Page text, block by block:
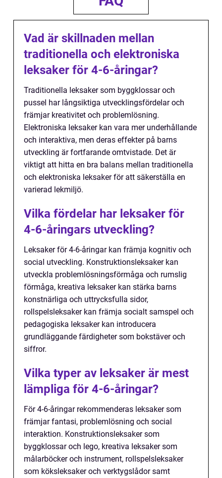
Vad är skillnaden mellan
traditionella och elektroniska
leksaker för 4-6-åringar?
Traditionella leksaker som byggklossar och
pussel har långsiktiga utvecklingsfördelar och
främjar kreativitet och problemlösning.
Elektroniska leksaker kan vara mer underhållande
och interaktiva, men deras effekter på barns
utveckling är fortfarande omtvistade. Det är
viktigt att hitta en bra balans mellan traditionella
och elektroniska leksaker för att säkerställa en
varierad lekmiljö.
Vilka fördelar har leksaker för
4-6-åringars utveckling?
Leksaker för 4-6-åringar kan främja kognitiv och
social utveckling. Konstruktionsleksaker kan
utveckla problemlösningsförmåga och rumslig
förmåga, kreativa leksaker kan stärka barns
konstnärliga och uttrycksfulla sidor,
rollspelsleksaker kan främja socialt samspel och
pedagogiska leksaker kan introducera
grundläggande färdigheter som bokstäver och
siffror.
Vilka typer av leksaker är mest
lämpliga för 4-6-åringar?
För 4-6-åringar rekommenderas leksaker som
främjar fantasi, problemlösning och social
interaktion. Konstruktionsleksaker som
byggklossar och lego, kreativa leksaker som
målarböcker och instrument, rollspelsleksaker
som köksleksaker och verktygslådor samt